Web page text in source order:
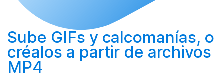
Sube GIFs y calcomanías, o
créalos a partir de archivos
MP4